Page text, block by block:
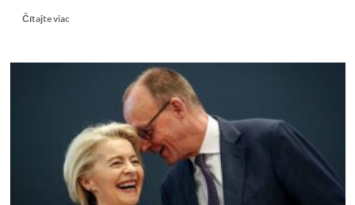
Čítajte viacRead
Zelenskij
prežitie
asi
90
mld.
To